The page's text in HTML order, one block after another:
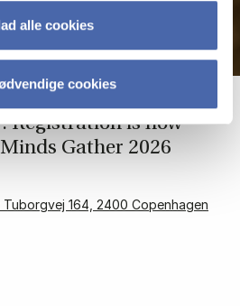
alle cookies
cookies
Re­gis­tra­tion is now
Gath­er 2026
Tuborgvej 164, 2400 Copenhagen
is over: Re­gis­tra­tion is now